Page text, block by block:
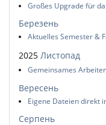
Großes Upgrade für
Березень
Aktuelles Semester &
2025 Листопад
Gemeinsames
Вересень
Eigene Dateien direkt
Серпень